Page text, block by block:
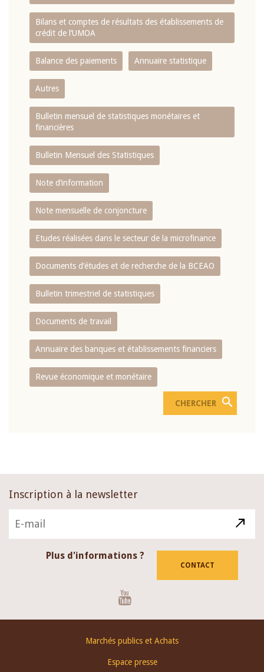
Bilans et comptes de résultats des établissements de
crédit de l‘UMOA
Balance des paiements Annuaire statistique
Autres
Bulletin mensuel de statistiques monétaires et
financières
Bulletin Mensuel des Statistiques
Note d’information
Note mensuelle de conjoncture
Etudes réalisées dans le secteur de la microfinance
Documents d’études et de recherche de la BCEAO
Bulletin trimestriel de statistiques
Documents de travail
Annuaire des banques et établissements financiers
Revue économique et monétaire
Inscription à la newsletter
Plus d'informations ?
CONTACT
Marchés publics et Achats
Espace presse